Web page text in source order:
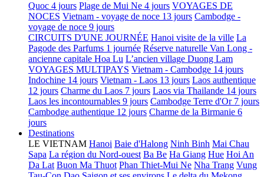
Quoc 4 jours Plage de Mui Ne 4 jours VOYAGES DE
NOCES Vietnam - voyage de noce 13 jours Cambodge -
voyage de noce 9 jours
CIRCUITS D'UNE JOURNÉE Hanoi visite de la ville La
Pagode des Parfums 1 journée Réserve naturelle Van Long -
ancienne capitale Hoa Lu L’ancien village Duong Lam
VOYAGES MULTIPAYS Vietnam - Cambodge 14 jours
Indochine 14 jours Vietnam - Laos 13 jours Laos authentique
12 jours Charme du Laos 7 jours Laos via Thailande 14 jours
Laos les incontournables 9 jours Cambodge Terre d'Or 7 jours
Cambodge authentique 12 jours Charme de la Birmanie 6
jours
Destinations
LE VIETNAM Hanoi Baie d'Halong Ninh Binh Mai Chau
Sapa La région du Nord-ouest Ba Be Ha Giang Hue Hoi An
Da Lat Buon Ma Thuot Phan Thiet-Mui Ne Nha Trang Vung